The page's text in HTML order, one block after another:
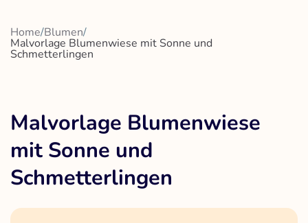
Home/Blumen/
Malvorlage Blumenwiese mit Sonne und
Schmetterlingen
Malvorlage Blumenwiese
mit Sonne und
Schmetterlingen